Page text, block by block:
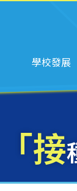
學校發展
「接